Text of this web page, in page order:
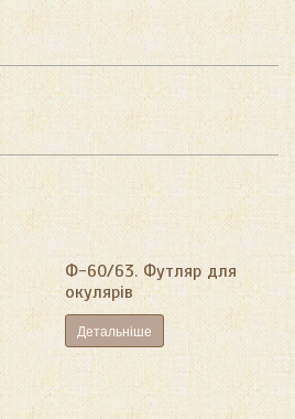
Ф-60/63. Футляр для
окулярів
Детальніше